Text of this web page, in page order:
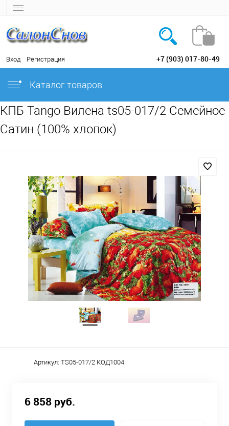
Вход Регистрация +7 (903) 017-80-49
Каталог товаров
КПБ Tango Вилена ts05-017/2 Семейное
Сатин (100% хлопок)
Артикул: TS05-017/2 КОД1004
6 858 руб.